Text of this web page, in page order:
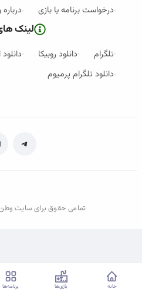
خانه بازی‌ها برنامه‌ها
درخواست برنامه یا بازی
لینک
تلگرام دانلود روبیکا دانلود
دانلود تلگرام پرمیوم
تمامی حقوق برای سایت
خانه بازی‌ها برنامه‌ها